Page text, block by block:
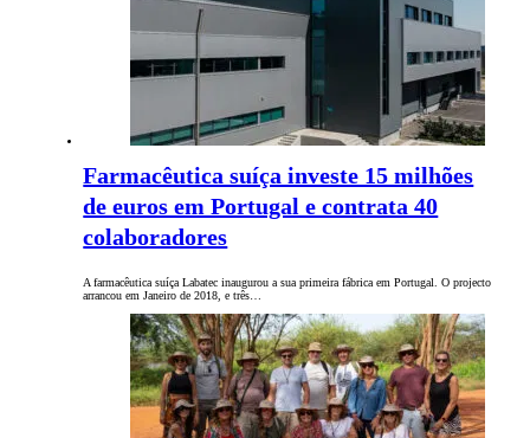
Farmacêutica suíça investe 15 milhões
de euros em Portugal e contrata 40
colaboradores
A farmacêutica suíça Labatec inaugurou a sua primeira fábrica em Portugal. O projecto
arrancou em Janeiro de 2018, e três…